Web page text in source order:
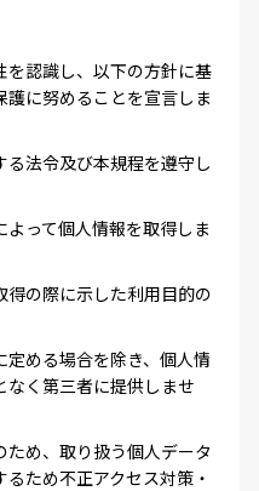
を認識し、以下の方針に基
に努めることを宣言しま
る法令及び本規程を遵守し
よって個人情報を取得しま
得の際に示した利用目的の
定める場合を除き、個人情
く第三者に提供しませ
ため、取り扱う個人データ
ため不正アクセス対策・